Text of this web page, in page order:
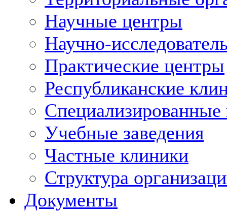
Научные центры
Научно-
Практические центры
Республиканские
Учебные заведения
Частные клиники
Структура
Документы